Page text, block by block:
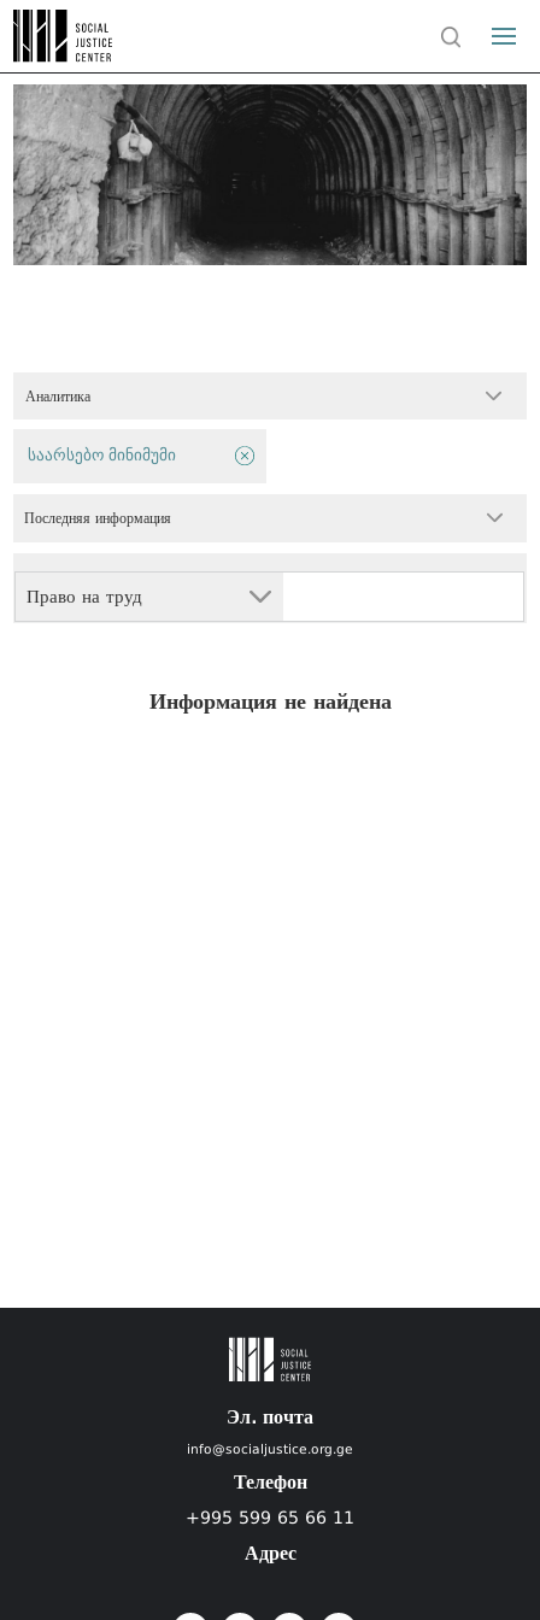
Аналитика
Право на труд
საარსებო მინიმუმი
Последняя информация
Информация не найдена
Эл. почта
info@socialjustice.org.ge
Телефон
+995 599 65 66 11
Адрес